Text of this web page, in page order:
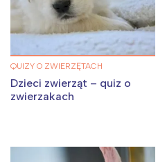
QUIZY O ZWIERZĘTACH
Dzieci zwierząt – quiz o
zwierzakach